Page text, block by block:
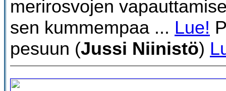
merirosvojen
sen kummempaa ... Lue!
pesuun (Jussi Niinistö)